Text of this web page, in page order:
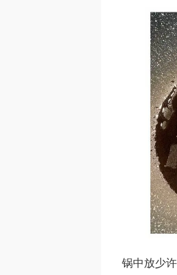
锅中放少